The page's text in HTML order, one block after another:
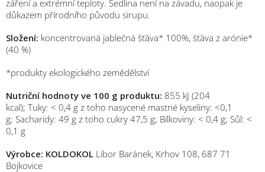
záření a extrémní teploty. Sedlina není na závadu, naopak je
důkazem přírodního původu sirupu.
Složení: koncentrovaná jablečná šťáva* 100%, šťáva z arónie*
(40 %)
*produkty ekologického zemědělství
Nutriční hodnoty ve 100 g produktu: 855 kJ (204
kcal); Tuky: < 0,4 g z toho nasycené mastné kyseliny: <0,1
g; Sacharidy: 49 g z toho cukry 47,5 g; Bílkoviny: < 0,4 g; Sůl: <
0,1 g
Výrobce: KOLDOKOL Libor Baránek, Krhov 108, 687 71
Bojkovice